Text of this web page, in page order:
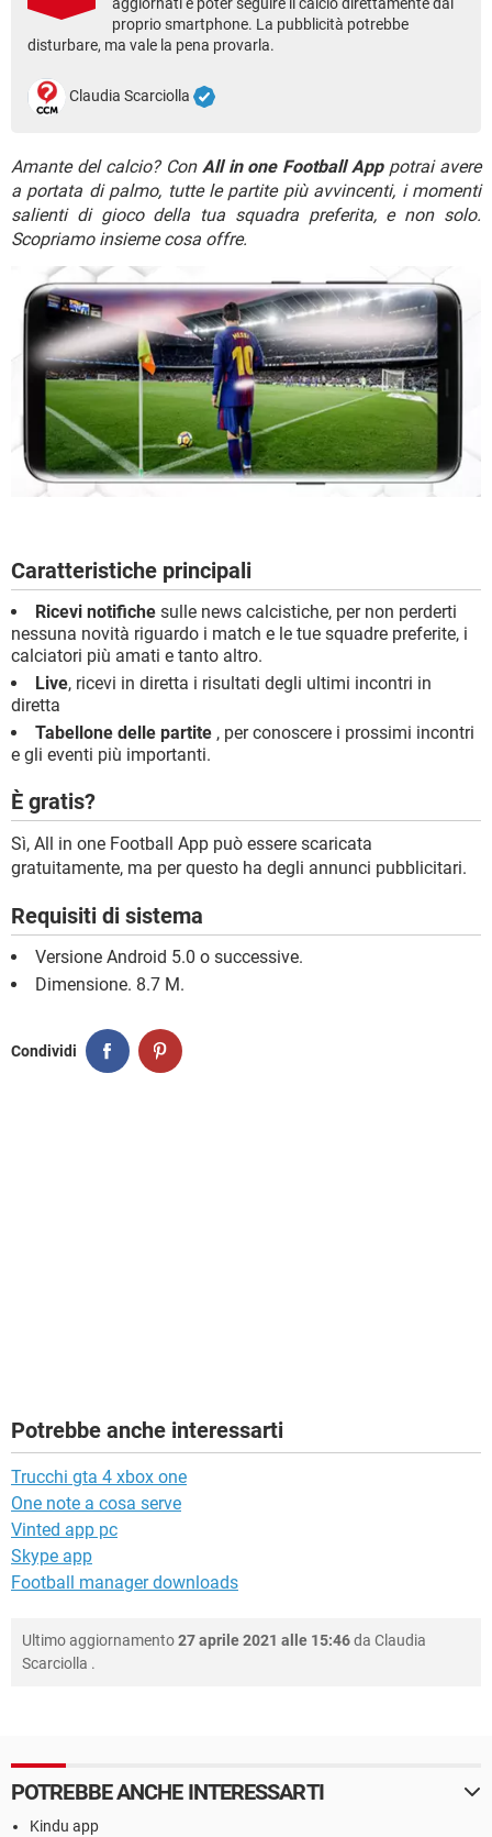
TIKTOK FACEBOOK
HARDWARE
proprio smartphone. La pubblicità potrebbe
disturbare, ma vale la pena provarla.
Claudia Scarciolla
Amante del calcio? Con All in one Football Apppotrai avere
a portata di palmo, tutte le partite più avvincenti, i momenti
salienti di gioco della tua squadra preferita, e non solo.
Scopriamo insieme cosa offre.
Caratteristiche principali
Ricevi notifiche sulle news calcistiche, per non perderti
nessuna novità riguardo i match e le tue squadre preferite, i
calciatori più amati e tanto altro.
Live, ricevi in diretta i risultati degli ultimi incontri in
diretta
Tabellone delle partite , per conoscere i prossimi incontri
e gli eventi più importanti.
È gratis?
Sì, All in one Football App può essere scaricata
gratuitamente, ma per questo ha degli annunci pubblicitari.
Requisiti di sistema
Versione Android 5.0 o successive.
Dimensione. 8.7 M.
Condividi
Potrebbe anche interessarti
Trucchi gta 4 xbox one
One note a cosa serve
Vinted app pc
Skype app
Football manager downloads
Ultimo aggiornamento27 aprile 2021 alle 15:46da Claudia
Scarciolla .
POTREBBE ANCHE INTERESSARTI
Kindu app